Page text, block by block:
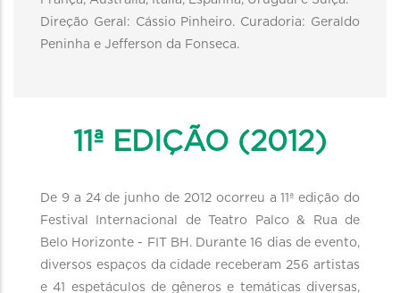
Direção Geral: Cássio Pinheiro. Curadoria: Geraldo
Peninha e Jefferson da Fonseca.
11ª EDIÇÃO (2012)
De 9 a 24 de junho de 2012 ocorreu a 11ª edição do
Festival Internacional de Teatro Palco & Rua de
Belo Horizonte - FIT BH. Durante 16 dias de evento,
diversos espaços da cidade receberam 256 artistas
e 41 espetáculos de gêneros e temáticas diversas,